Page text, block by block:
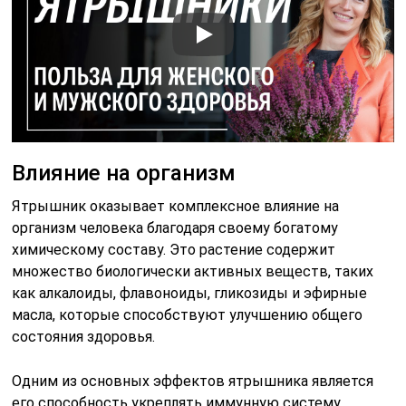
Влияние на организм
Ятрышник оказывает комплексное влияние на
организм человека благодаря своему богатому
химическому составу. Это растение содержит
множество биологически активных веществ, таких
как алкалоиды, флавоноиды, гликозиды и эфирные
масла, которые способствуют улучшению общего
состояния здоровья.
Одним из основных эффектов ятрышника является